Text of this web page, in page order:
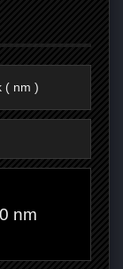
( nm )
nm